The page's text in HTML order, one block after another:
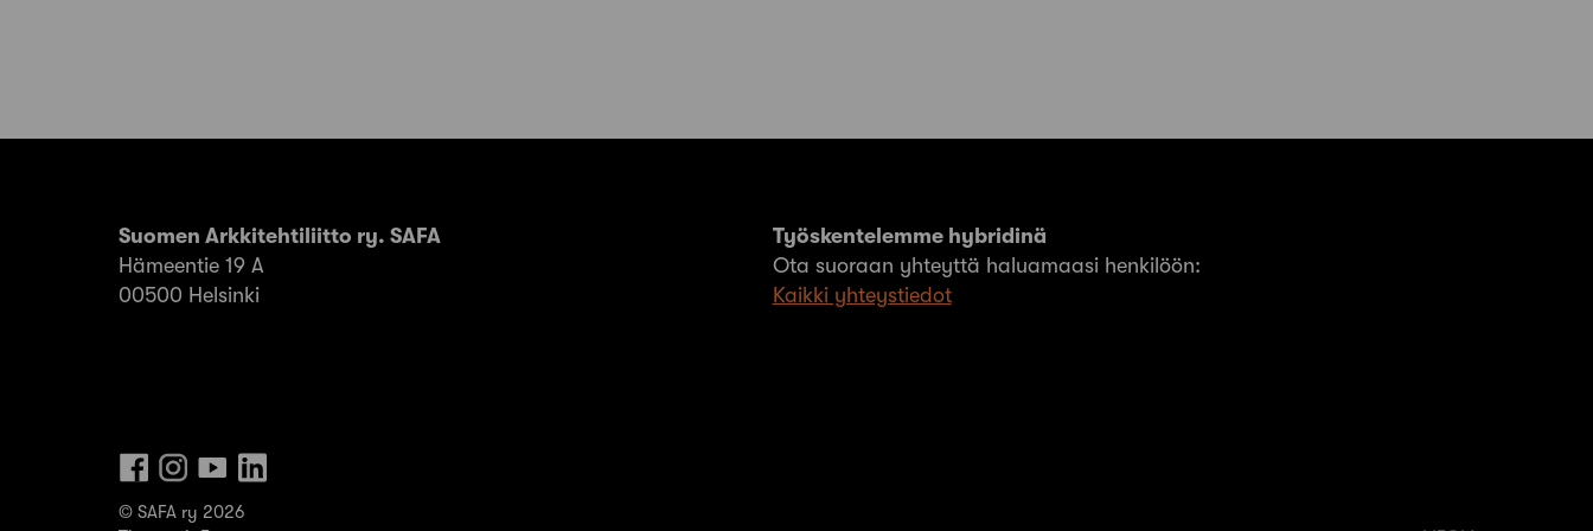
Suomen Arkkitehtiliitto ry. SAFA
Hämeentie 19 A
00500 Helsinki
Työskentelemme hybridinä
Ota suoraan yhteyttä haluamaasi henkilöön:
Kaikki yhteystiedot
© SAFA ry 2026